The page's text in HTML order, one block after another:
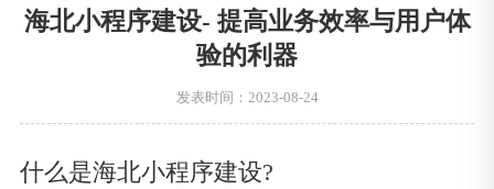
海北小程序建设- 提高业务效率与用户体
验的利器
发表时间：2023-08-24
什么是海北小程序建设?